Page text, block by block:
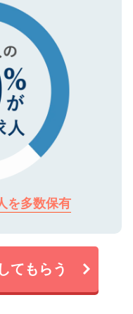
安心ください。
を多数保有
てもらう